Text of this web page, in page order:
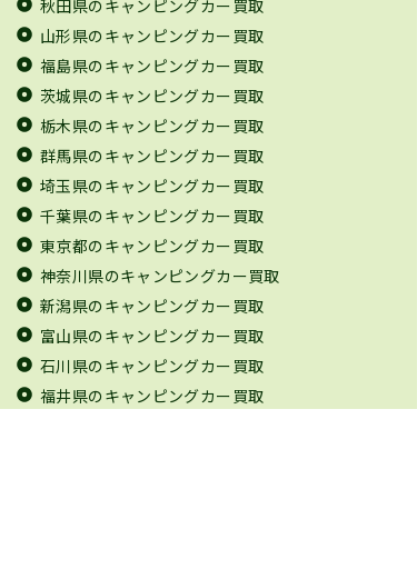
秋田県のキャンピングカー買取
山形県のキャンピングカー買取
福島県のキャンピングカー買取
茨城県のキャンピングカー買取
栃木県のキャンピングカー買取
群馬県のキャンピングカー買取
埼玉県のキャンピングカー買取
千葉県のキャンピングカー買取
東京都のキャンピングカー買取
神奈川県のキャンピングカー買取
新潟県のキャンピングカー買取
富山県のキャンピングカー買取
石川県のキャンピングカー買取
福井県のキャンピングカー買取